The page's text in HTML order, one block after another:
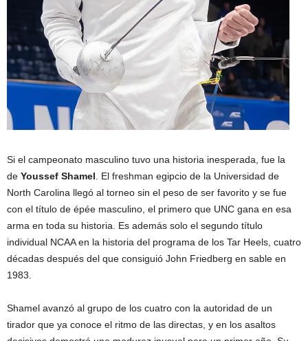
Si el campeonato masculino tuvo una historia inesperada, fue la
de Youssef Shamel . El freshman egipcio de la Universidad de
North Carolina llegó al torneo sin el peso de ser favorito y se fue
con el título de épée masculino, el primero que UNC gana en esa
arma en toda su historia. Es además solo el segundo título
individual NCAA en la historia del programa de los Tar Heels, cuatro
décadas después del que consiguió John Friedberg en sable en
1983.
Shamel avanzó al grupo de los cuatro con la autoridad de un
tirador que ya conoce el ritmo de las directas, y en los asaltos